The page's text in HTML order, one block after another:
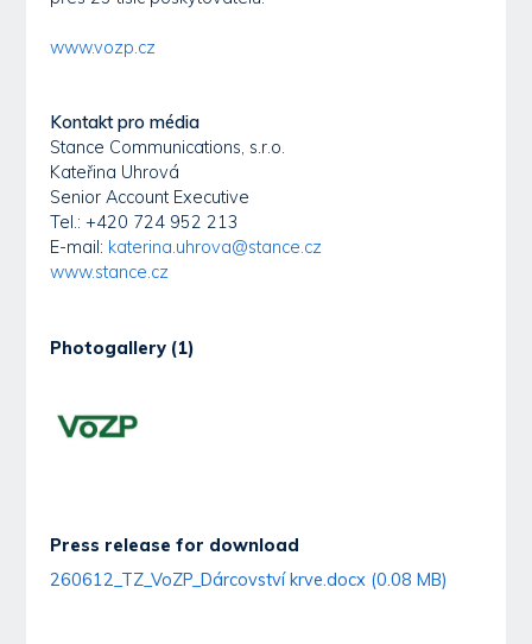
www.vozp.cz
Kontakt pro média
Stance Communications, s.r.o.
Kateřina Uhrová
Senior Account Executive
Tel.: +420 724 952 213
E-mail: katerina.uhrova@stance.cz
www.stance.cz
Photogallery (1)
Press release for download
260612_TZ_VoZP_Dárcovství krve.docx (0.08 MB)